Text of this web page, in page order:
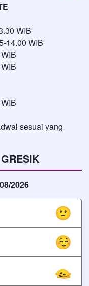
WIB
14.00 WIB
sesuai yang
2026